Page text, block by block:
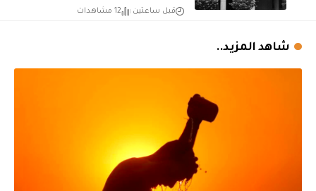
قبل ساعتين 12 مشاهدات
شاهد المزيد..